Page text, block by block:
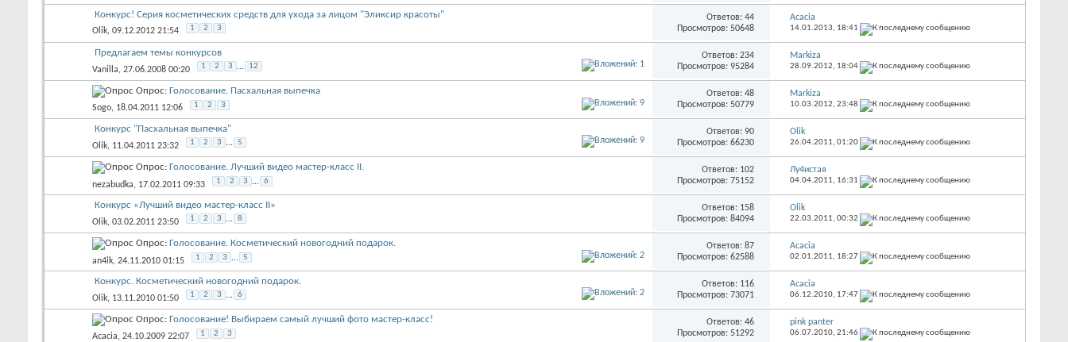
Конкурс! Серия косметических средств для ухода за лицом "Эликсир красоты"
Olik, 09.12.2012 21:54 1 2 3
Ответов: 44
Просмотров: 50648
Acacia
14.01.2013, 18:41
Предлагаем темы конкурсов
Vanilla, 27.06.2008 00:20 1 2 3 ... 12
Ответов: 234
Просмотров: 95284
Markiza
28.09.2012, 18:04
Опрос: Голосование. Пасхальная выпечка
Sogo, 18.04.2011 12:06 1 2 3
Ответов: 48
Просмотров: 50779
Markiza
10.03.2012, 23:48
Конкурс "Пасхальная выпечка"
Olik, 11.04.2011 23:32 1 2 3 ... 5
Ответов: 90
Просмотров: 66230
Olik
26.04.2011, 01:20
Опрос: Голосование. Лучший видео мастер-класс II.
nezabudka, 17.02.2011 09:33 1 2 3 ... 6
Ответов: 102
Просмотров: 75152
Лу4истая
04.04.2011, 16:31
Конкурс «Лучший видео мастер-класс II»
Olik, 03.02.2011 23:50 1 2 3 ... 8
Ответов: 158
Просмотров: 84094
Olik
22.03.2011, 00:32
Опрос: Голосование. Косметический новогодний подарок.
an4ik, 24.11.2010 01:15 1 2 3 ... 5
Ответов: 87
Просмотров: 62588
Acacia
02.01.2011, 18:27
Конкурс. Косметический новогодний подарок.
Olik, 13.11.2010 01:50 1 2 3 ... 6
Ответов: 116
Просмотров: 73071
Acacia
06.12.2010, 17:47
Опрос: Голосование! Выбираем самый лучший фото мастер-класс!
Acacia, 24.10.2009 22:07 1 2 3
Ответов: 46
Просмотров: 51292
pink panter
06.07.2010, 21:46